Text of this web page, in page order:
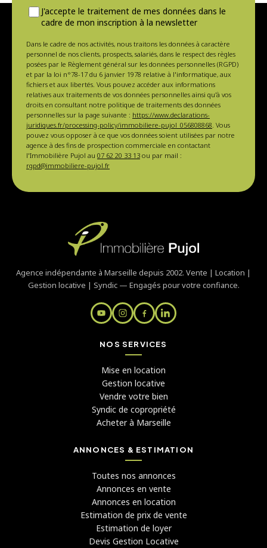
J'accepte le traitement de mes données dans le
cadre de mon inscription à la newsletter
Dans le cadre de nos activités, nous traitons les données à caractère
personnel de nos clients, prospects, salariés, dans le respect des règles
posées par le Règlement général sur les données personnelles (RGPD)
et par la loi n°78-17 du 6 janvier 1978 relative à l'informatique, aux
fichiers et aux libertés. Vous pouvez accéder aux informations
relatives aux traitements de vos données personnelles ainsi qu'à vos
droits en consultant notre politique de traitements des données
personnelles sur la page suivante : https://www.declarations-
juridiques.fr/processing-policy/immobiliere-pujol_056808868 . Vous
pouvez vous opposer à ce que vos données soient utilisées par notre
agence à des fins de prospection commerciale en contactant
l'Immobilière Pujol au 07 62 20 33 13 ou par mail :
rgpd@immobiliere-pujol.fr
Agence indépendante à Marseille depuis 2002. Vente | Location |
Gestion locative | Syndic — Engagés pour votre confiance.
NOS SERVICES
Mise en location
Gestion locative
Vendre votre bien
Syndic de copropriété
Acheter à Marseille
ANNONCES & ESTIMATION
Toutes nos annonces
Annonces en vente
Annonces en location
Estimation de prix de vente
Estimation de loyer
Devis Gestion Locative